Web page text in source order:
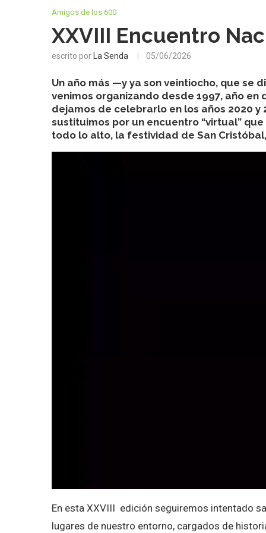
Amigos de los 600
XXVIII Encuentro
escrito por La Senda 05/06/2026
Un año más —y ya son veintiocho, que
venimos organizando desde 1997, año
dejamos de celebrarlo en los años 2020 y
sustituimos por un encuentro “virtual”
todo lo alto, la festividad de San
En esta XXVIII edición seguiremos intentado
lugares de nuestro entorno, cargados de